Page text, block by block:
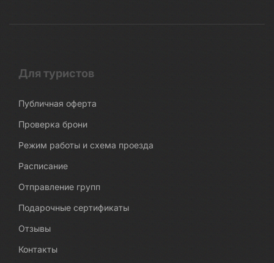
Для туристов
Публичная оферта
Проверка брони
Режим работы и схема проезда
Расписание
Отправление групп
Подарочные сертификаты
Отзывы
Контакты